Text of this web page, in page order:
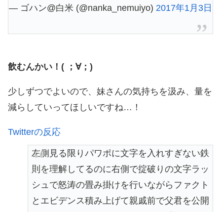
— ゴハン@白米 (@nanka_nemuiyo) 2017年1月3日
飲むんかい！( ；∀；)
少しずつでよいので、妹さんの気持ちを汲み、量を
減らしていってほしいですね…！
Twitterの反応
左側見る限りパワポに文字を入れすぎない鉄
則を理解してるのに右側で掟破りの文字ラッ
シュで怒涛の畳み掛けを行いながらファクト
とエビデンス積み上げて親戚前で父君を公開